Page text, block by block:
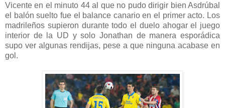
Vicente en el minuto 44 al que no pudo dirigir bien Asdrúbal
el balón suelto fue el balance canario en el primer acto. Los
madrileños supieron durante todo el duelo ahogar el juego
interior de la UD y solo Jonathan de manera esporádica
supo ver algunas rendijas, pese a que ninguna acabase en
gol.